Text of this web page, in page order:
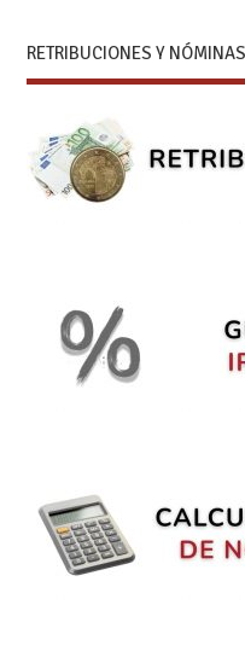
RETRIBUCIONES Y NÓMINAS